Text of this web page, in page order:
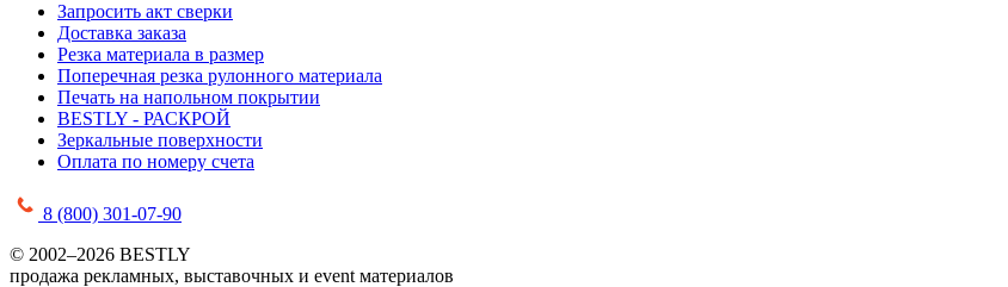
Запросить акт сверки
Доставка заказа
Резка материала в размер
Поперечная резка рулонного материала
Печать на напольном покрытии
BESTLY - РАСКРОЙ
Зеркальные поверхности
Оплата по номеру счета
8 (800) 301-07-90
© 2002–2026 BESTLY
продажа рекламных, выставочных и event материалов